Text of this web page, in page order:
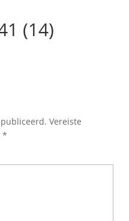
(14)
Vereiste
*